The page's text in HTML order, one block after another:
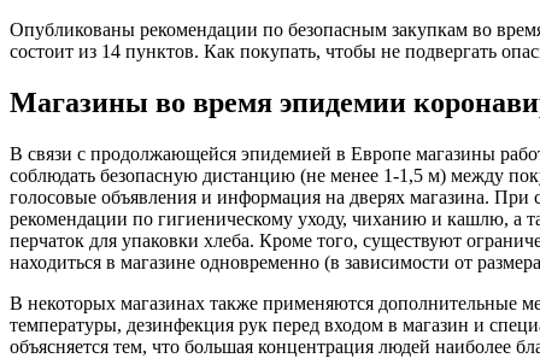
Опубликованы рекомендации по безопасным закупкам во
состоит из 14 пунктов. Как покупать, чтобы не подвергать
Магазины во время эпидемии
В связи с продолжающейся эпидемией в Европе магазины
соблюдать безопасную дистанцию (не менее 1-1,5 м) между
голосовые объявления и информация на дверях магазина.
рекомендации по гигиеническому уходу, чиханию и кашлю, а
перчаток для упаковки хлеба. Кроме того, существуют
находиться в магазине одновременно (в зависимости от
В некоторых магазинах также применяются дополнительные
температуры, дезинфекция рук перед входом в магазин и
объясняется тем, что большая концентрация людей наиболее